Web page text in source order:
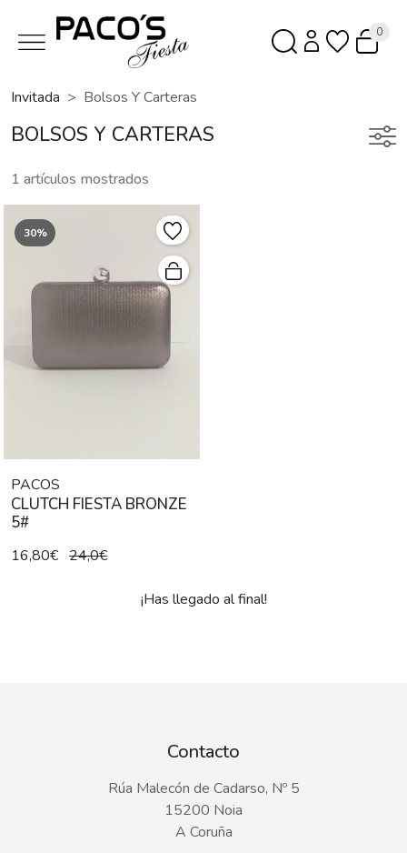
0
Invitada Bolsos Y Carteras
BOLSOS Y CARTERAS
1 artículos mostrados
30%
PACOS
CLUTCH FIESTA BRONZE
5#
16,80€ 24,0€
¡Has llegado al final!
Contacto
Rúa Malecón de Cadarso, Nº 5
15200 Noia
A Coruña